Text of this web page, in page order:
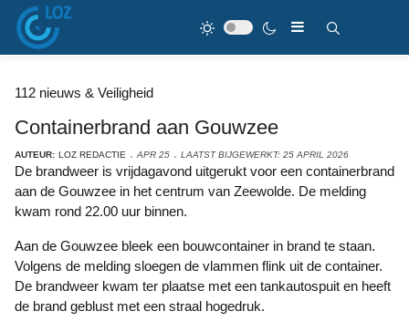
112 nieuws & Veiligheid
Containerbrand aan Gouwzee
AUTEUR: LOZ REDACTIE APR 25 LAATST BIJGEWERKT: 25 APRIL 2026
De brandweer is vrijdagavond uitgerukt voor een containerbrand
aan de Gouwzee in het centrum van Zeewolde. De melding
kwam rond 22.00 uur binnen.
Aan de Gouwzee bleek een bouwcontainer in brand te staan.
Volgens de melding sloegen de vlammen flink uit de container.
De brandweer kwam ter plaatse met een tankautospuit en heeft
de brand geblust met een straal hogedruk.